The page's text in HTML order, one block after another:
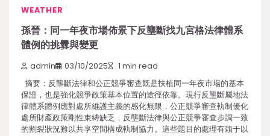
WEATHER
孫晉：同一年夜市場佈景下反壟斷找九宮格法律體系
體例的挑釁與變更
admin 03/10/2025 1 min read
摘要：反壟斷法律和公正競爭審查既是扶植同一年夜市場的基本
保證，也是強化競爭政策基本位置的途徑依靠。現行反壟斷屬地法
律體系體例應對處所維護主義的感化無限，公正競爭審查軌制優化
處所財產政策剛性束縛缺乏，反壟斷法律與公正競爭審查步調一致
的割裂狀況難以共享空間構成軌制協力。這些題目的處理有賴于以